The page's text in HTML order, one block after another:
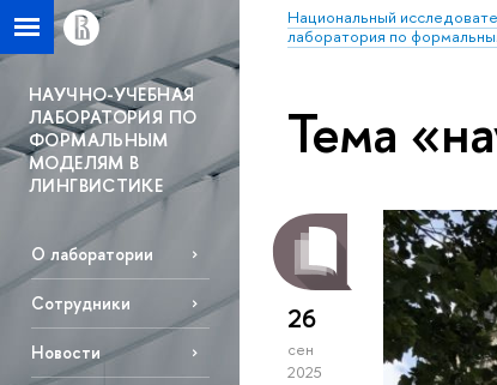
Национальный
лаборатория по
НАУЧНО-УЧЕБНАЯ
ЛАБОРАТОРИЯ ПО
ФОРМАЛЬНЫМ
МОДЕЛЯМ В
ЛИНГВИСТИКЕ
О лаборатории
Сотрудники
Новости
Тема
26
сен
2025